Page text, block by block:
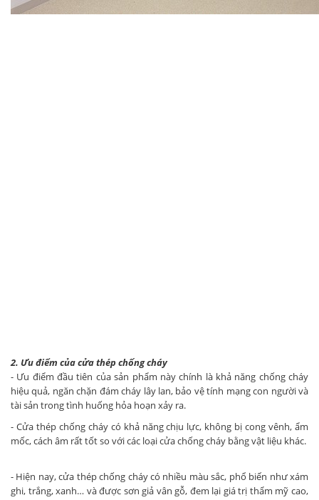
2. Ưu điểm của cửa thép chống cháy
- Ưu điểm đầu tiên của sản phẩm này chính là khả năng chống cháy
hiệu quả, ngăn chặn đám cháy lây lan, bảo vệ tính mạng con người và
tài sản trong tình huống hỏa hoạn xảy ra.
- Cửa thép chống cháy có khả năng chịu lực, không bị cong vênh, ẩm
mốc, cách âm rất tốt so với các loại cửa chống cháy bằng vật liệu khác.
- Hiện nay, cửa thép chống cháy có nhiều màu sắc, phổ biến như xám
ghi, trắng, xanh… và được sơn giả vân gỗ, đem lại giá trị thẩm mỹ cao,